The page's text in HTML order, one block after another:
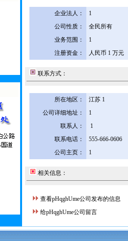
企业法人：
1
公司性质：
全民所有
业务范围：
1
注册资金：
人民币 1 万元
联系方式：
所在地区： 江苏 1
公司详细地址：
1
联系人：
1
联系电话：
555-666-0606
公司主页：
1
相关信息：
查看pHqghUme公司发布的信息
给pHqghUme公司留言